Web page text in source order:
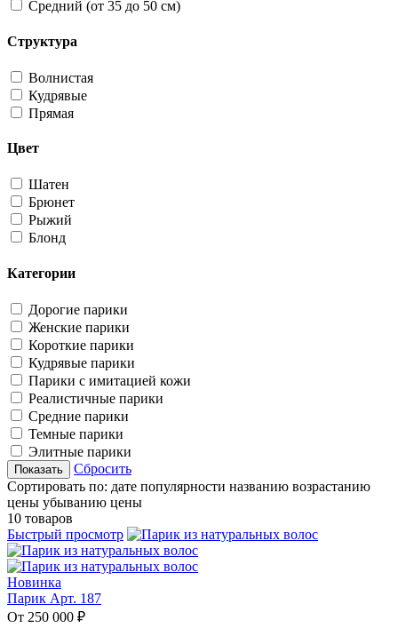
Средний (от 35 до 50 см)
Структура
Волнистая
Кудрявые
Прямая
Цвет
Шатен
Брюнет
Рыжий
Блонд
Категории
Дорогие парики
Женские парики
Короткие парики
Кудрявые парики
Парики с имитацией кожи
Реалистичные парики
Средние парики
Темные парики
Элитные парики
Сбросить
Сортировать по: дате популярности названию возрастанию
цены убыванию цены
10 товаров
Быстрый просмотр
Новинка
Парик Арт. 187
От 250 000 ₽